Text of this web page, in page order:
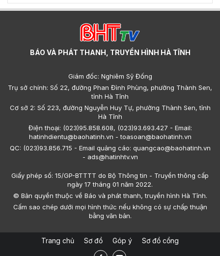
BÁO VÀ PHÁT THANH, TRUYỀN HÌNH HÀ TĨNH
Giám đốc: Nghiêm Sỹ Đống
Trụ sở chính: Số 22, đường Phan Đình Phùng, phường Thành Sen,
tỉnh Hà Tĩnh
Cơ sở 2: Số 223, đường Nguyễn Huy Tự, phường Thành Sen, tỉnh
Hà Tĩnh
Điện thoại: (023)95.858.608, (023)93.693.427 - Email:
hatinhdientu@baohatinh.vn - toasoan@baohatinh.vn
QC: (023)93.856.715 - Email quảng cáo: quangcao@baohatinh.vn
- ads@hatinhtv.vn
Giấy phép số: 15/GP-BTTTT do Bộ Thông tin - Truyền thông cấp
ngày 17 tháng 01 năm 2022.
© Bản quyền thuộc về Báo và phát thanh, truyền hình Hà Tĩnh.
Cấm sao chép dưới mọi hình thức nếu không có sự chấp thuận
bằng văn bản.
Trang chủ Sơ đồ Góp ý Sơ đồ cổng